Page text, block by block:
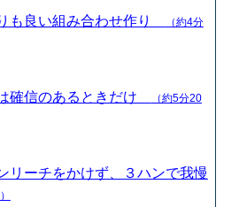
も良い組み合わせ作り
（約4分
確信のあるときだけ
（約5分20
リーチをかけず、３ハンで我慢